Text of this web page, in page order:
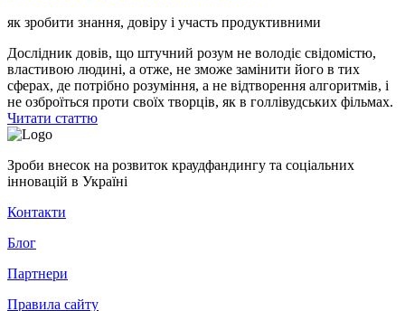
як зробити знання, довіру і участь продуктивними
Дослідник довів, що штучний розум не володіє свідомістю,
властивою людині, а отже, не зможе замінити його в тих
сферах, де потрібно розуміння, а не відтворення алгоритмів, і
не озброїться проти своїх творців, як в голлівудських фільмах.
Читати статтю
Зроби внесок на розвиток краудфандингу та соціальних
інновацій в Україні
Контакти
Блог
Партнери
Правила сайту